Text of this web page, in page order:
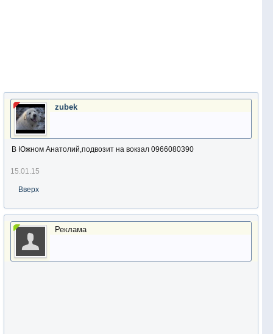
zubek
В Южном Анатолий,подвозит на вокзал 0966080390
15.01.15
Вверх
Реклама